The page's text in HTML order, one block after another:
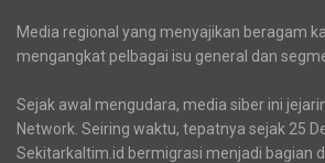
Media regional yang menyajikan beragam
mengangkat pelbagai isu general dan
Sejak awal mengudara, media siber ini
Network. Seiring waktu, tepatnya sejak 25
Sekitarkaltim.id bermigrasi menjadi bagian